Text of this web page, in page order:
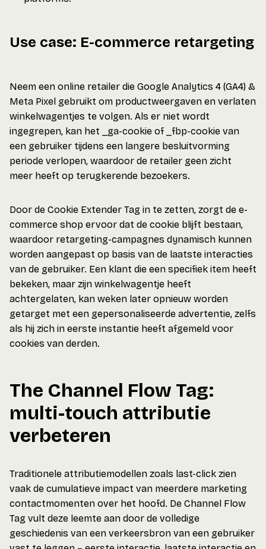
Use case: E-commerce retargeting
Neem een online retailer die Google Analytics 4 (GA4) &
Meta Pixel gebruikt om productweergaven en verlaten
winkelwagentjes te volgen. Als er niet wordt
ingegrepen, kan het _ga-cookie of _fbp-cookie van
een gebruiker tijdens een langere besluitvorming
periode verlopen, waardoor de retailer geen zicht
meer heeft op terugkerende bezoekers.
Door de Cookie Extender Tag in te zetten, zorgt de e-
commerce shop ervoor dat de cookie blijft bestaan,
waardoor retargeting-campagnes dynamisch kunnen
worden aangepast op basis van de laatste interacties
van de gebruiker. Een klant die een specifiek item heeft
bekeken, maar zijn winkelwagentje heeft
achtergelaten, kan weken later opnieuw worden
getarget met een gepersonaliseerde advertentie, zelfs
als hij zich in eerste instantie heeft afgemeld voor
cookies van derden.
The Channel Flow Tag:
multi-touch attributie
verbeteren
Traditionele attributiemodellen zoals last-click zien
vaak de cumulatieve impact van meerdere marketing
contactmomenten over het hoofd. De Channel Flow
Tag vult deze leemte aan door de volledige
geschiedenis van een verkeersbron van een gebruiker